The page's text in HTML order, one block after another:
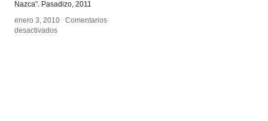
Nazca”. Pasadizo, 2011
enero 3, 2010 / Comentarios
desactivadosen
enero 3, 2010 / Comentarios
desactivadosen